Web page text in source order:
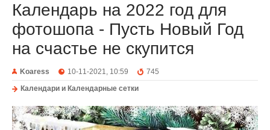
Календарь на 2022 год для
фотошопа - Пусть Новый Год
на счастье не скупится
Koaress 10-11-2021, 10:59
745
Календари и Календарные сетки